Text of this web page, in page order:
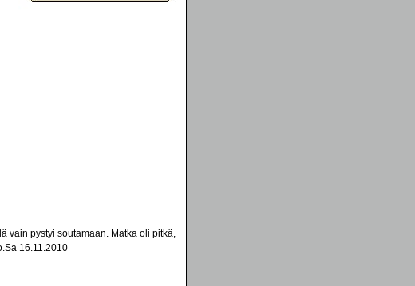
vain pystyi soutamaan. Matka oli pitkä,
16.11.2010